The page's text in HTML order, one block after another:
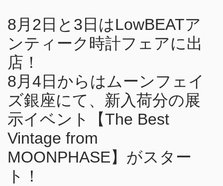
8月2日と3日はLowBEATア
ンティーク時計フェアに出
店！
8月4日からはムーンフェイ
ズ銀座にて、新入荷分の展
示イベント【The Best
Vintage from
MOONPHASE】がスター
ト！